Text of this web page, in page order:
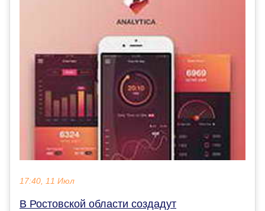
17:40, 11 Июл
В Ростовской области создадут